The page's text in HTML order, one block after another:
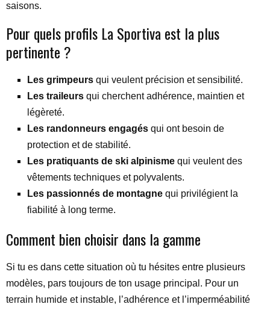
saisons.
Pour quels profils La Sportiva est la plus
pertinente ?
Les grimpeurs qui veulent précision et sensibilité.
Les traileurs qui cherchent adhérence, maintien et
légèreté.
Les randonneurs engagés qui ont besoin de
protection et de stabilité.
Les pratiquants de ski alpinisme qui veulent des
vêtements techniques et polyvalents.
Les passionnés de montagne qui privilégient la
fiabilité à long terme.
Comment bien choisir dans la gamme
Si tu es dans cette situation où tu hésites entre plusieurs
modèles, pars toujours de ton usage principal. Pour un
terrain humide et instable, l’adhérence et l’imperméabilité